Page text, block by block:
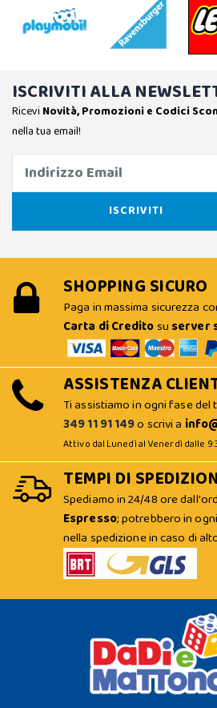
ISCRIVITI ALLA
Ricevi Novità, Promozioni e Codici
nella tua email!
SHOPPING SICURO
Paga in massima sicurezza
Carta di Creditosu server
ASSISTENZA
Ti assistiamo in ogni fase
349 11 91 149o scrivi a
Attivo dal Lunedì al Venerdì dalle
TEMPI DI
Spediamo in 24/48 ore
Espresso; potrebbero in
nella spedizione in caso di